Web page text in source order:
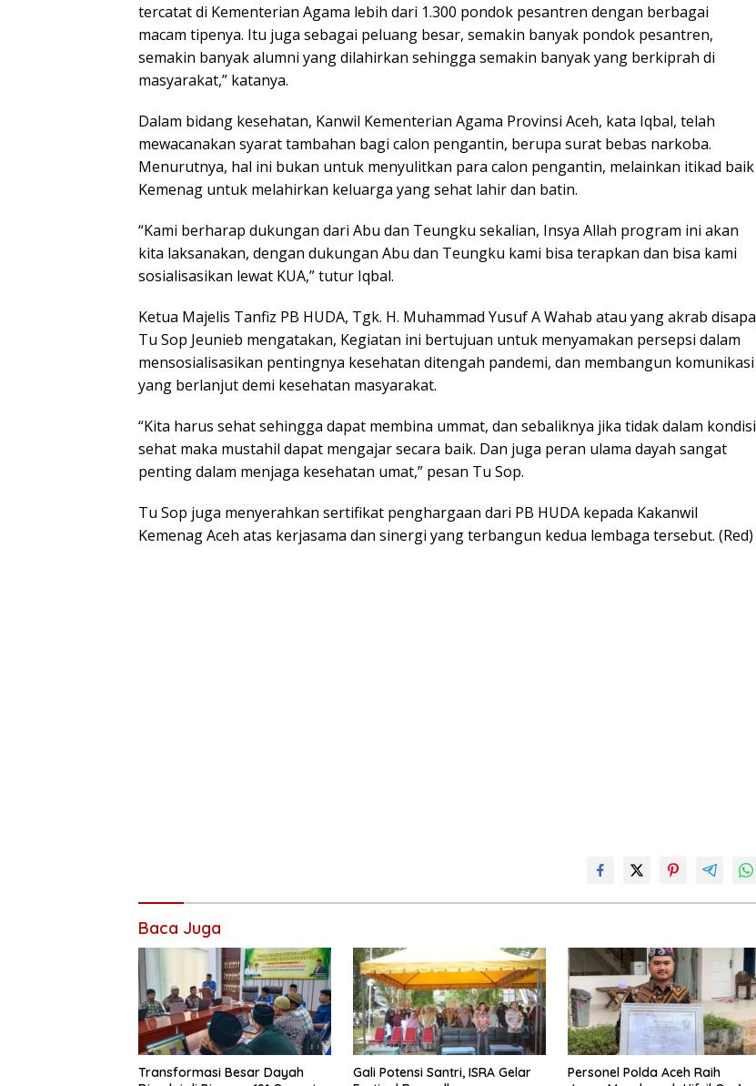
tercatat di Kementerian Agama lebih dari 1.300 pondok pesantren dengan berbagai
macam tipenya. Itu juga sebagai peluang besar, semakin banyak pondok pesantren,
semakin banyak alumni yang dilahirkan sehingga semakin banyak yang berkiprah di
masyarakat,” katanya.
Dalam bidang kesehatan, Kanwil Kementerian Agama Provinsi Aceh, kata Iqbal, telah
mewacanakan syarat tambahan bagi calon pengantin, berupa surat bebas narkoba.
Menurutnya, hal ini bukan untuk menyulitkan para calon pengantin, melainkan itikad baik
Kemenag untuk melahirkan keluarga yang sehat lahir dan batin.
“Kami berharap dukungan dari Abu dan Teungku sekalian, Insya Allah program ini akan
kita laksanakan, dengan dukungan Abu dan Teungku kami bisa terapkan dan bisa kami
sosialisasikan lewat KUA,” tutur Iqbal.
Ketua Majelis Tanfiz PB HUDA, Tgk. H. Muhammad Yusuf A Wahab atau yang akrab disapa
Tu Sop Jeunieb mengatakan, Kegiatan ini bertujuan untuk menyamakan persepsi dalam
mensosialisasikan pentingnya kesehatan ditengah pandemi, dan membangun komunikasi
yang berlanjut demi kesehatan masyarakat.
“Kita harus sehat sehingga dapat membina ummat, dan sebaliknya jika tidak dalam kondisi
sehat maka mustahil dapat mengajar secara baik. Dan juga peran ulama dayah sangat
penting dalam menjaga kesehatan umat,” pesan Tu Sop.
Tu Sop juga menyerahkan sertifikat penghargaan dari PB HUDA kepada Kakanwil
Kemenag Aceh atas kerjasama dan sinergi yang terbangun kedua lembaga tersebut. (Red)
Baca Juga
Transformasi Besar Dayah
Gali Potensi Santri, ISRA Gelar
Personel Polda Aceh Raih